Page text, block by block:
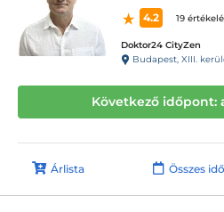
4.2
19
Doktor24 CityZen
Budapest, XIII.
Következő időpont:
Árlista Összes